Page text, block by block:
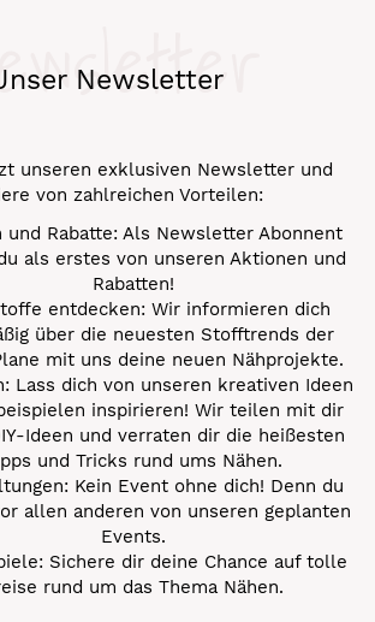
Newsletter
unseren exklusiven Newsletter und
von zahlreichen Vorteilen:
und Rabatte: Als Newsletter Abonnent
als erstes von unseren Aktionen und
Rabatten!
entdecken: Wir informieren dich
über die neuesten Stofftrends der
mit uns deine neuen Nähprojekte.
Lass dich von unseren kreativen Ideen
inspirieren! Wir teilen mit dir
Ideen und verraten dir die heißesten
und Tricks rund ums Nähen.
Kein Event ohne dich! Denn du
allen anderen von unseren geplanten
Events.
Sichere dir deine Chance auf tolle
rund um das Thema Nähen.